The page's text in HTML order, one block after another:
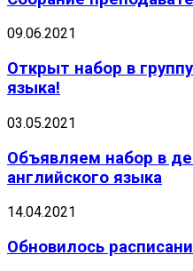
09.06.2021
Открыт набор в
языка!
03.05.2021
Объявляем набор в
английского языка
14.04.2021
Обновилось